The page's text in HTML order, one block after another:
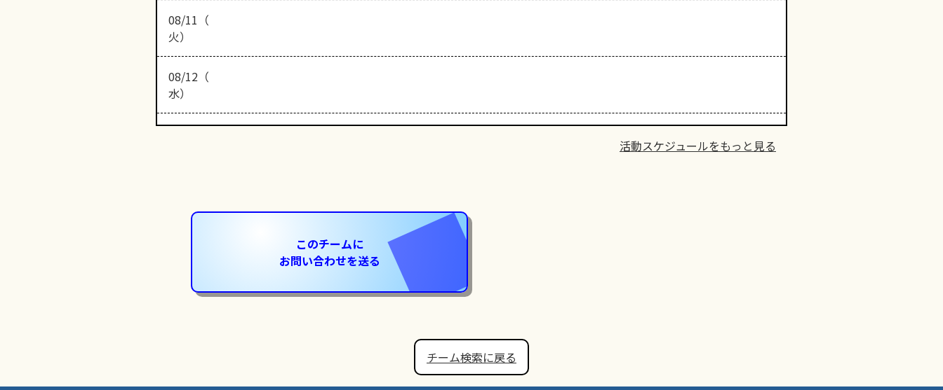
08/11（
火）
08/12（
水）
活動スケジュールをもっと見る
このチームに
お問い合わせを送る
チーム検索に戻る